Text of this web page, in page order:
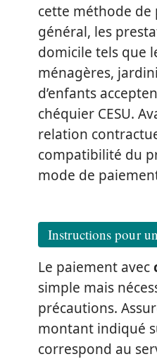
cette méthode de
général, les
domicile tels que
ménagères,
d’enfants
chéquier CESU.
relation
compatibilité du
mode de
Instructions pour
Le paiement avec
simple mais
précautions.
montant indiqué
correspond au